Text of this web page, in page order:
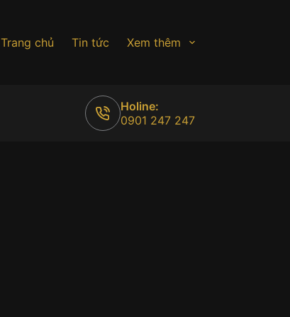
Trang chủ Tin tức Xem thêm
Holine:
0901 247 247